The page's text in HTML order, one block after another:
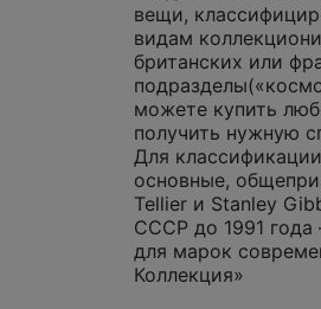
вещи,
видам
британских или
можете купить
получить нужную
Для
основные,
Tellier и Stanley
СССР до 1991
для марок
Коллекция»